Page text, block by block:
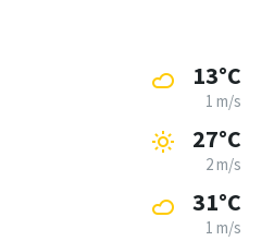
13°C
1 m/s
27°C
2 m/s
31°C
1 m/s